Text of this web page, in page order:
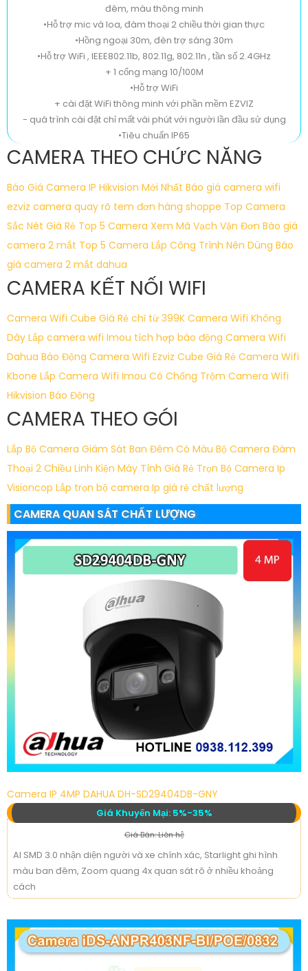
đêm, màu thông minh
•Hỗ trợ mic và loa, đàm thoại 2 chiều thời gian thực
•Hồng ngoại 30m, đèn trợ sáng 30m
•Hỗ trợ WiFi , IEEE802.11b, 802.11g, 802.11n , tần số 2.4GHz
+ 1 cổng mạng 10/100M
•Hỗ trợ WiFi
+ cài đặt WiFi thông minh với phần mềm EZVIZ
- quá trình cài đặt chỉ mất vài phút với người lần đầu sử dụng
•Tiêu chuẩn IP65
CAMERA THEO CHỨC NĂNG
Báo Giá Camera IP Hikvision Mới Nhất Báo giá camera wifi
ezviz camera quay rõ tem đơn hàng shoppe Top Camera
Sắc Nét Giá Rẻ Top 5 Camera Xem Mã Vạch Vận Đơn Báo giá
camera 2 mắt Top 5 Camera Lắp Công Trình Nên Dùng Báo
giá camera 2 mắt dahua
CAMERA KẾT NỐI WIFI
Camera Wifi Cube Giá Rẻ chỉ từ 399K Camera Wifi Không
Dây Lắp camera wifi Imou tích hợp báo động Camera Wifi
Dahua Báo Động Camera Wifi Ezviz Cube Giá Rẻ Camera Wifi
Kbone Lắp Camera Wifi Imou Có Chống Trộm Camera Wifi
Hikvision Báo Động
CAMERA THEO GÓI
Lắp Bộ Camera Giám Sát Ban Đêm Có Màu Bộ Camera Đàm
Thoại 2 Chiều Linh Kiện Máy Tính Giá Rẻ Trọn Bộ Camera Ip
Visioncop Lắp trọn bộ camera Ip giá rẻ chất lượng
CAMERA QUAN SÁT CHẤT LƯỢNG
Camera IP 4MP DAHUA DH-SD29404DB-GNY
Giá Khuyến Mại: 5%-35%
Giá Bán: Liên hệ
AI SMD 3.0 nhận diện người và xe chính xác, Starlight ghi hình
màu ban đêm, Zoom quang 4x quan sát rõ ở nhiều khoảng
cách